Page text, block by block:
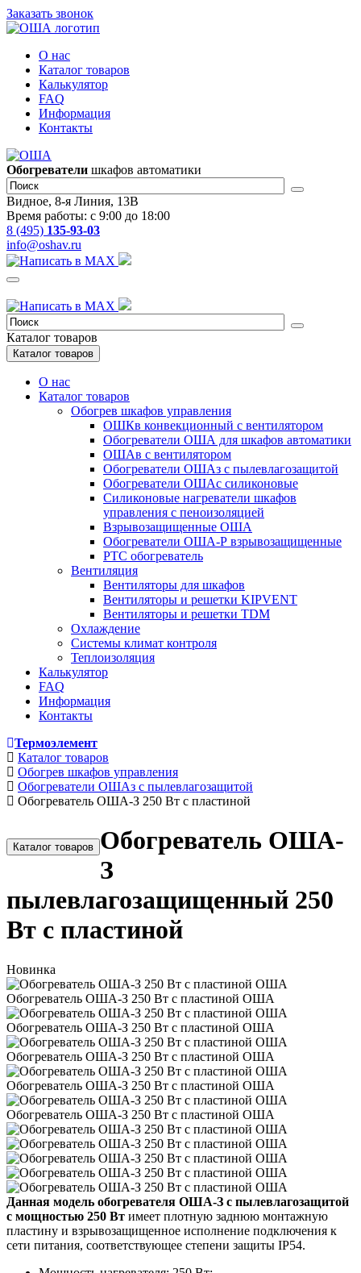
Заказать звонок
О нас
Каталог товаров
Калькулятор
FAQ
Информация
Контакты
Обогреватели шкафов автоматики
Видное, 8-я Линия, 13В
Время работы: с 9:00 до 18:00
8 (495) 135-93-03
info@oshav.ru
Каталог товаров
Каталог товаров
О нас
Каталог товаров
Обогрев шкафов управления
ОШКв конвекционный с вентилятором
Обогреватели ОША для шкафов автоматики
ОШАв с вентилятором
Обогреватели ОШАз с пылевлагозащитой
Обогреватели ОШАс силиконовые
Силиконовые нагреватели шкафов
управления с пеноизоляцией
Взрывозащищенные ОША
Обогреватели ОША-Р взрывозащищенные
РТС обогреватель
Вентиляция
Вентиляторы для шкафов
Вентиляторы и решетки KIPVENT
Вентиляторы и решетки TDM
Охлаждение
Системы климат контроля
Теплоизоляция
Калькулятор
FAQ
Информация
Контакты
Термоэлемент
Каталог товаров
Обогрев шкафов управления
Обогреватели ОШАз с пылевлагозащитой
Обогреватель ОША-З 250 Вт с пластиной
Каталог товаров Обогреватель ОША-
З
пылевлагозащищенный 250
Вт с пластиной
Новинка
Обогреватель ОША-З 250 Вт с пластиной ОША
Обогреватель ОША-З 250 Вт с пластиной ОША
Обогреватель ОША-З 250 Вт с пластиной ОША
Обогреватель ОША-З 250 Вт с пластиной ОША
Обогреватель ОША-З 250 Вт с пластиной ОША
Данная модель обогревателя ОША-З с пылевлагозащитой
с мощностью 250 Вт имеет плотную заднюю монтажную
пластину и взрывозащищенное исполнение подключения к
сети питания, соответствующее степени защиты IP54.